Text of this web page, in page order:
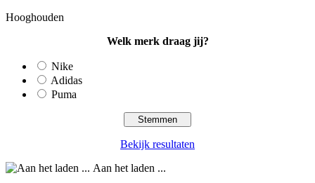
Hooghouden
Welk merk draag jij?
Nike
Adidas
Puma
Bekijk resultaten
Aan het laden ...